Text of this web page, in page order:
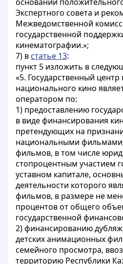
Экспертного совета и
Межведомственной
государственной
кинематографии.»;
7) в статье 13:
пункт 5 изложить в
«5. Государственный
национального кино
оператором по:
1) предоставлению
в виде финансирования
претендующих на
национальными
фильмов, в том числе
стопроцентным участием
уставном капитале,
деятельности которого
фильмов, в размере не
процентов от общего
государственной
2) финансированию
детских анимационных
семейного просмотра,
территорию Республики